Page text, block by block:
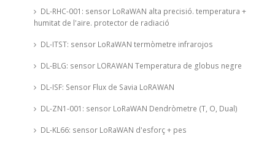
DL-RHC-001: sensor LoRaWAN alta precisió. temperatura +
humitat de l'aire. protector de radiació
DL-ITST: sensor LoRaWAN termòmetre infrarojos
DL-BLG: sensor LORAWAN Temperatura de globus negre
DL-ISF: Sensor Flux de Savia LoRAWAN
DL-ZN1-001: sensor LoRaWAN Dendròmetre (T, O, Dual)
DL-KL66: sensor LoRaWAN d'esforç + pes